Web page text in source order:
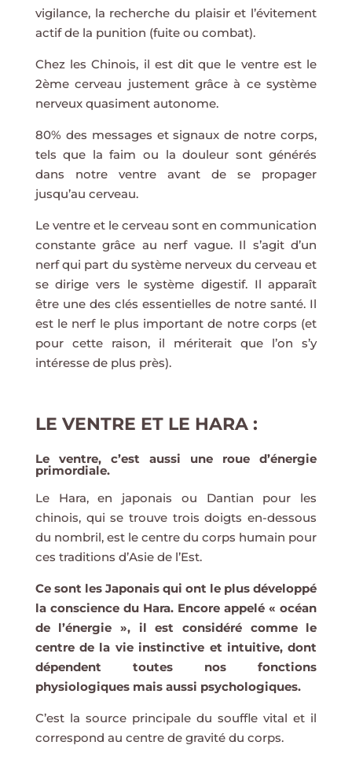
vigilance, la recherche du plaisir et l’évitement
actif de la punition (fuite ou combat).
Chez les Chinois, il est dit que le ventre est le
2ème cerveau justement grâce à ce système
nerveux quasiment autonome.
80% des messages et signaux de notre corps,
tels que la faim ou la douleur sont générés
dans notre ventre avant de se propager
jusqu’au cerveau.
Le ventre et le cerveau sont en communication
constante grâce au nerf vague. Il s’agit d’un
nerf qui part du système nerveux du cerveau et
se dirige vers le système digestif. Il apparaît
être une des clés essentielles de notre santé. Il
est le nerf le plus important de notre corps (et
pour cette raison, il mériterait que l’on s’y
intéresse de plus près).
LE VENTRE ET LE HARA :
Le ventre, c’est aussi une roue d’énergie
primordiale.
Le Hara, en japonais ou Dantian pour les
chinois, qui se trouve trois doigts en-dessous
du nombril, est le centre du corps humain pour
ces traditions d’Asie de l’Est.
Ce sont les Japonais qui ont le plus développé
la conscience du Hara. Encore appelé « océan
de l’énergie », il est considéré comme le
centre de la vie instinctive et intuitive, dont
dépendent toutes nos fonctions
physiologiques mais aussi psychologiques.
C’est la source principale du souffle vital et il
correspond au centre de gravité du corps.